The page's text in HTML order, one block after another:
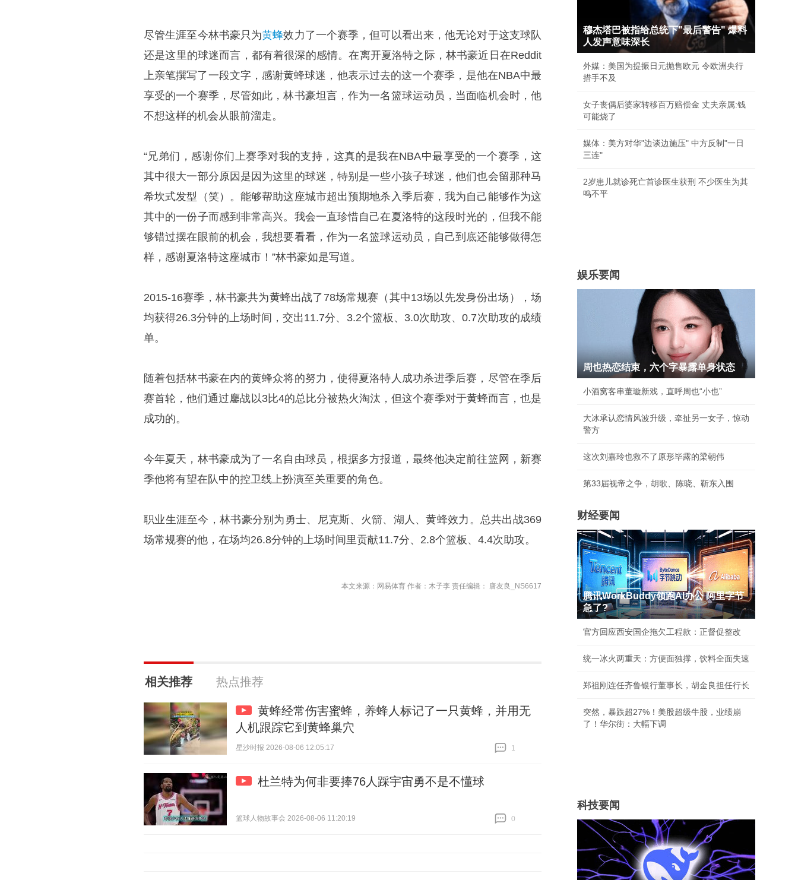
尽管生涯至今林书豪只为黄蜂效力了一个赛季，但可以看出来，他无论对于这支球队
还是这里的球迷而言，都有着很深的感情。在离开夏洛特之际，林书豪近日在Reddit
上亲笔撰写了一段文字，感谢黄蜂球迷，他表示过去的这一个赛季，是他在NBA中最
享受的一个赛季，尽管如此，林书豪坦言，作为一名篮球运动员，当面临机会时，他
不想这样的机会从眼前溜走。
“兄弟们，感谢你们上赛季对我的支持，这真的是我在NBA中最享受的一个赛季，这
其中很大一部分原因是因为这里的球迷，特别是一些小孩子球迷，他们也会留那种马
希坎式发型（笑）。能够帮助这座城市超出预期地杀入季后赛，我为自己能够作为这
其中的一份子而感到非常高兴。我会一直珍惜自己在夏洛特的这段时光的，但我不能
够错过摆在眼前的机会，我想要看看，作为一名篮球运动员，自己到底还能够做得怎
样，感谢夏洛特这座城市！”林书豪如是写道。
2015-16赛季，林书豪共为黄蜂出战了78场常规赛（其中13场以先发身份出场），场
均获得26.3分钟的上场时间，交出11.7分、3.2个篮板、3.0次助攻、0.7次助攻的成绩
单。
随着包括林书豪在内的黄蜂众将的努力，使得夏洛特人成功杀进季后赛，尽管在季后
赛首轮，他们通过鏖战以3比4的总比分被热火淘汰，但这个赛季对于黄蜂而言，也是
成功的。
今年夏天，林书豪成为了一名自由球员，根据多方报道，最终他决定前往篮网，新赛
季他将有望在队中的控卫线上扮演至关重要的角色。
职业生涯至今，林书豪分别为勇士、尼克斯、火箭、湖人、黄蜂效力。总共出战369
场常规赛的他，在场均26.8分钟的上场时间里贡献11.7分、2.8个篮板、4.4次助攻。
本文来源：网易体育 作者：木子李 责任编辑： 唐友良_NS6617
相关推荐 热点推荐
黄蜂经常伤害蜜蜂，养蜂人标记了一只黄蜂，并用无
人机跟踪它到黄蜂巢穴
星沙时报 2026-08-06 12:05:17
1
杜兰特为何非要捧76人踩宇宙勇不是不懂球
篮球人物故事会 2026-08-06 11:20:19
0
穆杰塔巴被指给总统下"最后警告" 爆料
人发声意味深长
外媒：美国为提振日元抛售欧元 令欧洲央行
措手不及
女子丧偶后婆家转移百万赔偿金 丈夫亲属:钱
可能烧了
媒体：美方对华"边谈边施压" 中方反制"一日
三连"
2岁患儿就诊死亡首诊医生获刑 不少医生为其
鸣不平
娱乐要闻
周也热恋结束，六个字暴露单身状态
小酒窝客串董璇新戏，直呼周也“小也”
大冰承认恋情风波升级，牵扯另一女子，惊动
警方
这次刘嘉玲也救不了原形毕露的梁朝伟
第33届视帝之争，胡歌、陈晓、靳东入围
财经要闻
腾讯WorkBuddy领跑AI办公 阿里字节
急了?
官方回应西安国企拖欠工程款：正督促整改
统一冰火两重天：方便面独撑，饮料全面失速
郑祖刚连任齐鲁银行董事长，胡金良担任行长
突然，暴跌超27%！美股超级牛股，业绩崩
了！华尔街：大幅下调
科技要闻